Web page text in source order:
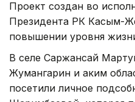
Проект создан во
Президента РК Касым-
повышении уровня
В селе Саржансай
Жумангарин и аким
посетили личное